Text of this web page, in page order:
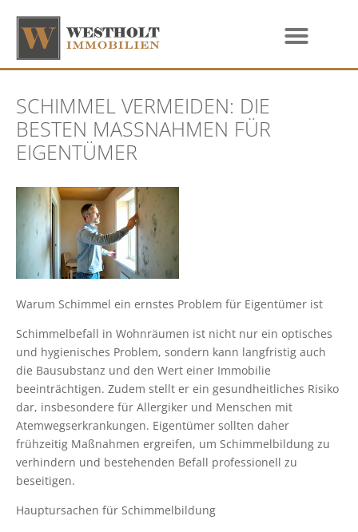
SCHIMMEL VERMEIDEN: DIE
BESTEN MASSNAHMEN FÜR E
IGENTÜMER
Warum Schimmel ein ernstes Problem für Eigentümer ist
Schimmelbefall in Wohnräumen ist nicht nur ein optisches
und hygienisches Problem, sondern kann langfristig auch
die Bausubstanz und den Wert einer Immobilie
beeinträchtigen. Zudem stellt er ein gesundheitliches Risiko
dar, insbesondere für Allergiker und Menschen mit
Atemwegserkrankungen. Eigentümer sollten daher
frühzeitig Maßnahmen ergreifen, um Schimmelbildung zu
verhindern und bestehenden Befall professionell zu
beseitigen.
Hauptursachen für Schimmelbildung